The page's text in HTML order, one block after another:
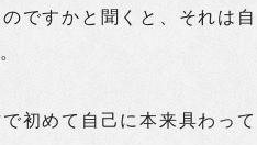
ですかと聞くと、それは自
初めて自己に本来具わって